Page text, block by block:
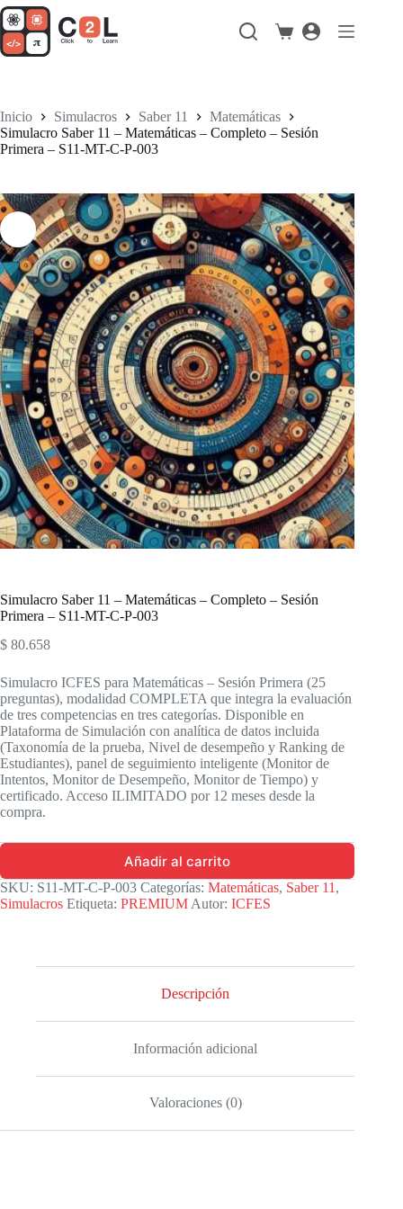
Saltar
al
contenido
Carro
Inicio Simulacros Saber 11
Matemáticas
Simulacro Saber 11 – Matemáticas – Completo – Sesión
Primera – S11-MT-C-P-003
Simulacro Saber 11 – Matemáticas – Completo – Sesión
Primera – S11-MT-C-P-003
$ 80.658
Simulacro ICFES para Matemáticas – Sesión Primera (25
preguntas), modalidad COMPLETA que integra la evaluación
de tres competencias en tres categorías. Disponible en
Plataforma de Simulación con analítica de datos incluida
(Taxonomía de la prueba, Nivel de desempeño y Ranking de
Estudiantes), panel de seguimiento inteligente (Monitor de
Intentos, Monitor de Desempeño, Monitor de Tiempo) y
certificado. Acceso ILIMITADO por 12 meses desde la
compra.
Añadir al carrito
SKU: S11-MT-C-P-003 Categorías: Matemáticas, Saber 11 ,
Simulacros Etiqueta: PREMIUM Autor: ICFES
Descripción
Información adicional
Valoraciones (0)